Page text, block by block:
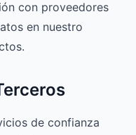
con proveedores
en nuestro
de confianza